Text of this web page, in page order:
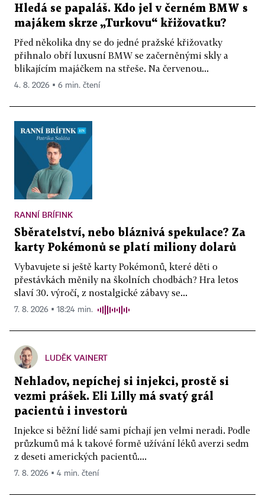
Hledá se papaláš. Kdo jel v černém BMW s
majákem skrze „Turkovu“ křižovatku?
Před několika dny se do jedné pražské křižovatky
přihnalo obří luxusní BMW se začerněnými skly a
blikajícím majáčkem na střeše. Na červenou...
4. 8. 2026 ▪ 6 min. čtení
RANNÍ BRÍFINK
Sběratelství, nebo bláznivá spekulace? Za
karty Pokémonů se platí miliony dolarů
Vybavujete si ještě karty Pokémonů, které děti o
přestávkách měnily na školních chodbách? Hra letos
slaví 30. výročí, z nostalgické zábavy se...
7. 8. 2026 ▪ 18:24 min.
LUDĚK VAINERT
Nehladov, nepíchej si injekci, prostě si
vezmi prášek. Eli Lilly má svatý grál
pacientů i investorů
Injekce si běžní lidé sami píchají jen velmi neradi. Podle
průzkumů má k takové formě užívání léků averzi sedm
z deseti amerických pacientů....
7. 8. 2026 ▪ 4 min. čtení